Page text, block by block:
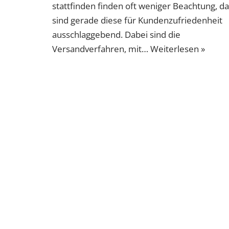
stattfinden finden oft weniger Beachtung,
sind gerade diese für Kundenzufriedenheit
ausschlaggebend. Dabei sind die
Versandverfahren, mit… Weiterlesen »